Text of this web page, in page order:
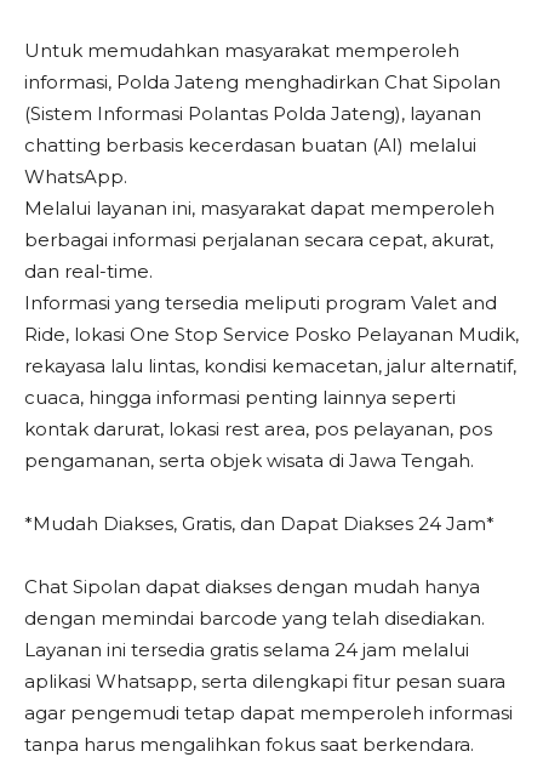
Untuk memudahkan masyarakat memperoleh
informasi, Polda Jateng menghadirkan Chat Sipolan
(Sistem Informasi Polantas Polda Jateng), layanan
chatting berbasis kecerdasan buatan (AI) melalui
WhatsApp.
Melalui layanan ini, masyarakat dapat memperoleh
berbagai informasi perjalanan secara cepat, akurat,
dan real-time.
Informasi yang tersedia meliputi program Valet and
Ride, lokasi One Stop Service Posko Pelayanan Mudik,
rekayasa lalu lintas, kondisi kemacetan, jalur alternatif,
cuaca, hingga informasi penting lainnya seperti
kontak darurat, lokasi rest area, pos pelayanan, pos
pengamanan, serta objek wisata di Jawa Tengah.
*Mudah Diakses, Gratis, dan Dapat Diakses 24 Jam*
Chat Sipolan dapat diakses dengan mudah hanya
dengan memindai barcode yang telah disediakan.
Layanan ini tersedia gratis selama 24 jam melalui
aplikasi Whatsapp, serta dilengkapi fitur pesan suara
agar pengemudi tetap dapat memperoleh informasi
tanpa harus mengalihkan fokus saat berkendara.